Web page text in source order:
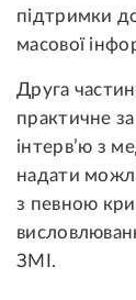
підтримки
масової
Друга
практичне
інтерв’ю з
надати
з певною
ЗМІ.